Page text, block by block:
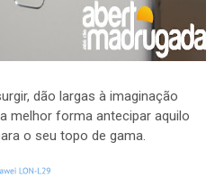
dão largas à imaginação
melhor forma antecipar aquilo
o seu topo de gama.